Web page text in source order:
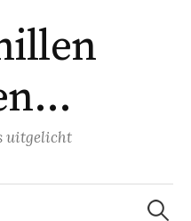
uitgelicht
Zoeken
naar: